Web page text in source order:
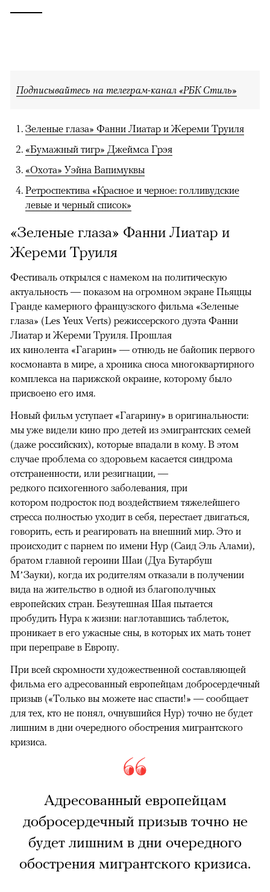
Подписывайтесь на телеграм-канал «РБК Стиль»
Зеленые глаза» Фанни Лиатар и Жереми Труиля
«Бумажный тигр» Джеймса Грэя
«Охота» Уэйна Вапимуквы
Ретроспектива «Красное и черное: голливудские
левые и черный список»
«Зеленые глаза» Фанни Лиатар и
Жереми Труиля
Фестиваль открылся с намеком на политическую
актуальность — показом на огромном экране Пьяццы
Гранде камерного французского фильма «Зеленые
глаза» (Les Yeux Verts) режиссерского дуэта Фанни
Лиатар и Жереми Труиля. Прошлая
их кинолента «Гагарин» — отнюдь не байопик первого
космонавта в мире, а хроника сноса многоквартирного
комплекса на парижской окраине, которому было
присвоено его имя.
Новый фильм уступает «Гагарину» в оригинальности:
мы уже видели кино про детей из эмигрантских семей
(даже российских), которые впадали в кому. В этом
случае проблема со здоровьем касается синдрома
отстраненности, или резигнации, —
редкого психогенного заболевания, при
котором подросток под воздействием тяжелейшего
стресса полностью уходит в себя, перестает двигаться,
говорить, есть и реагировать на внешний мир. Это и
происходит с парнем по имени Нур (Саид Эль Алами),
братом главной героини Шаи (Дуа Бутарбуш
М’Зауки), когда их родителям отказали в получении
вида на жительство в одной из благополучных
европейских стран. Безутешная Шая пытается
пробудить Нура к жизни: наглотавшись таблеток,
проникает в его ужасные сны, в которых их мать тонет
при переправе в Европу.
При всей скромности художественной составляющей
фильма его адресованный европейцам добросердечный
призыв («Только вы можете нас спасти!» — сообщает
для тех, кто не понял, очнувшийся Нур) точно не будет
лишним в дни очередного обострения мигрантского
кризиса.
Адресованный европейцам
добросердечный призыв точно не
будет лишним в дни очередного
обострения мигрантского кризиса.